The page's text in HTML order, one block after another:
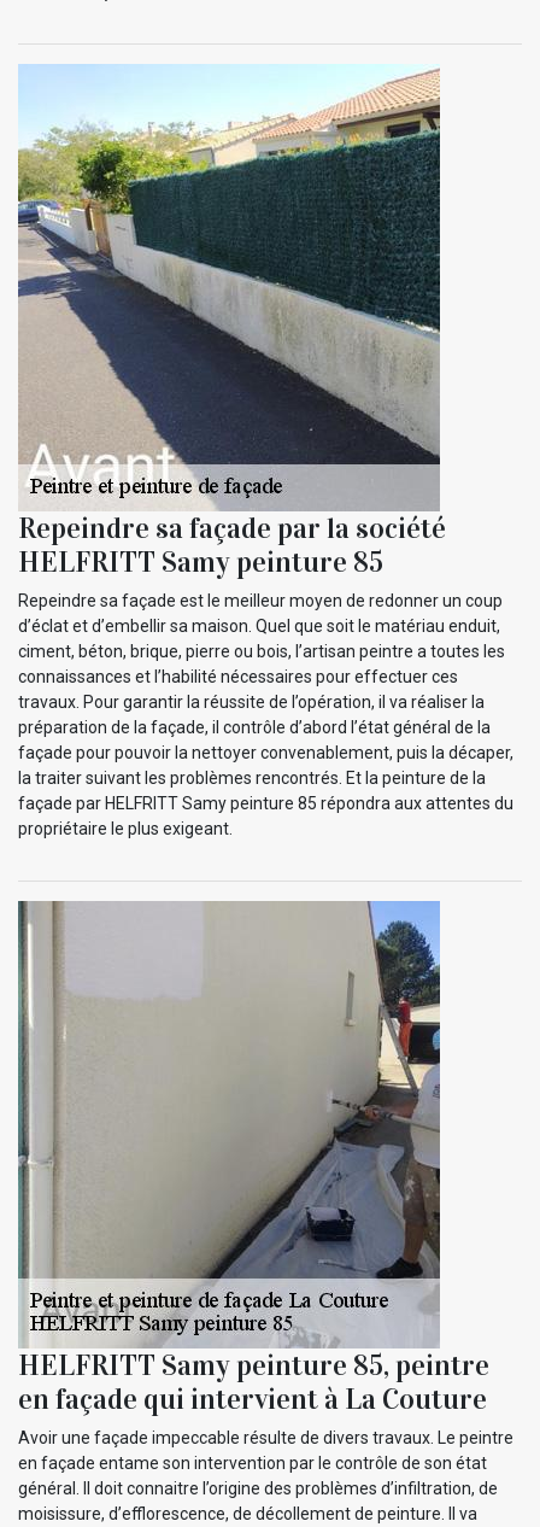
Repeindre sa façade par la société
HELFRITT Samy peinture 85
Repeindre sa façade est le meilleur moyen de redonner un coup
d’éclat et d’embellir sa maison. Quel que soit le matériau enduit,
ciment, béton, brique, pierre ou bois, l’artisan peintre a toutes les
connaissances et l’habilité nécessaires pour effectuer ces
travaux. Pour garantir la réussite de l’opération, il va réaliser la
préparation de la façade, il contrôle d’abord l’état général de la
façade pour pouvoir la nettoyer convenablement, puis la décaper,
la traiter suivant les problèmes rencontrés. Et la peinture de la
façade par HELFRITT Samy peinture 85 répondra aux attentes du
propriétaire le plus exigeant.
HELFRITT Samy peinture 85, peintre
en façade qui intervient à La Couture
Avoir une façade impeccable résulte de divers travaux. Le peintre
en façade entame son intervention par le contrôle de son état
général. Il doit connaitre l’origine des problèmes d’infiltration, de
moisissure, d’efflorescence, de décollement de peinture. Il va